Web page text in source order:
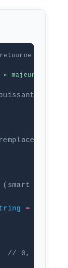
une
« majeur »
de
if/
cast)
=
// 0, 1, 2,